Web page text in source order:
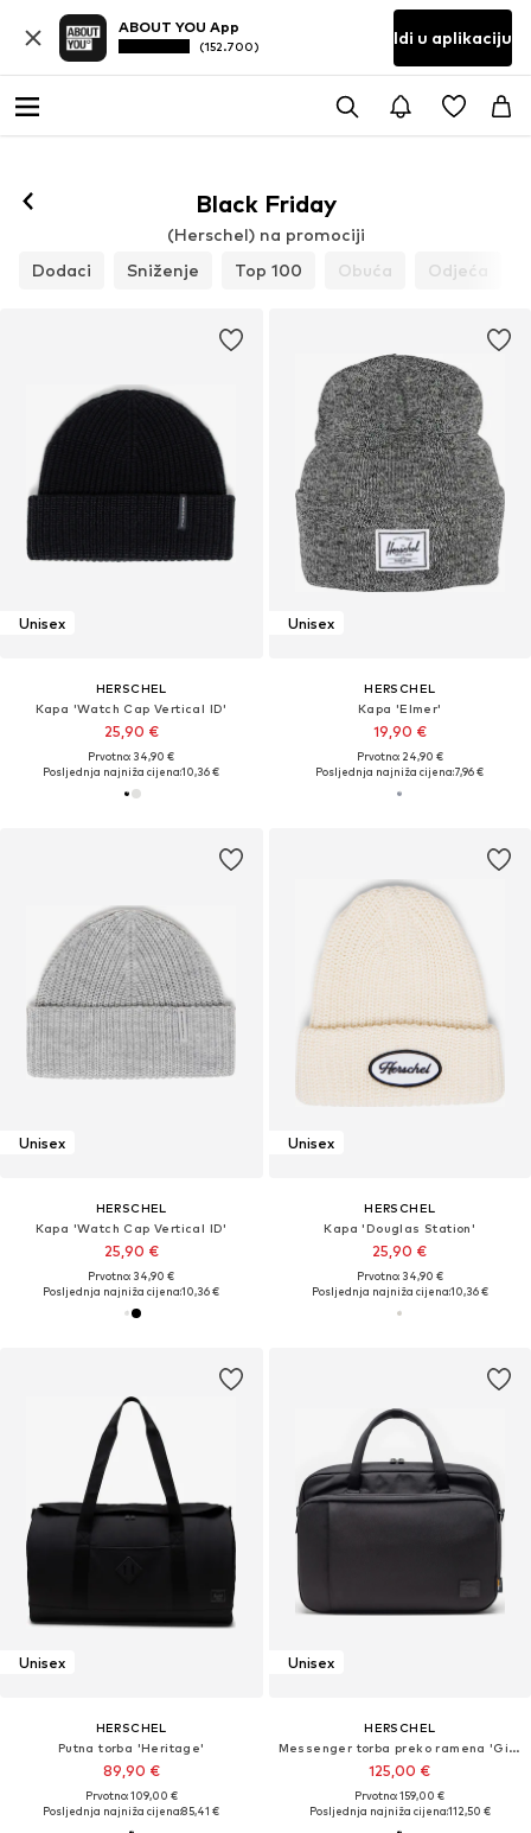
ABOUT YOU App
(152.700) Idi u aplikaciju
Black Friday
(Herschel) na promociji
Dodaci
Sniženje Top 100 Obuća Odjeća
Unisex
HERSCHEL
Kapa 'Watch Cap Vertical ID'
25,90 €
Prvotno: 34,90 €
Posljednja najniža cijena:10,36 €
Unisex
HERSCHEL
Kapa 'Elmer'
19,90 €
Prvotno: 24,90 €
Posljednja najniža cijena:7,96 €
Unisex
HERSCHEL
Kapa 'Watch Cap Vertical ID'
25,90 €
Prvotno: 34,90 €
Posljednja najniža cijena:10,36 €
Unisex
HERSCHEL
Kapa 'Douglas Station'
25,90 €
Prvotno: 34,90 €
Posljednja najniža cijena:10,36 €
Unisex
HERSCHEL
Putna torba 'Heritage'
89,90 €
Prvotno: 109,00 €
Posljednja najniža cijena:85,41 €
Unisex
HERSCHEL
Messenger torba preko ramena 'Gibson'
125,00 €
Prvotno: 159,00 €
Posljednja najniža cijena:112,50 €